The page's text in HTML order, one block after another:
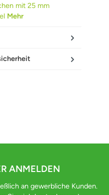
mit 25 mm
Mehr
ANMELDEN
an gewerbliche Kunden.